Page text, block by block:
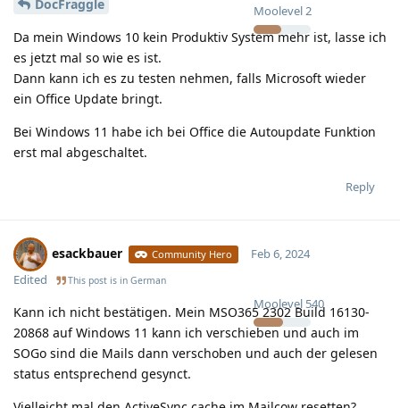
Moolevel2
DocFraggle
Da mein Windows 10 kein Produktiv System mehr ist, lasse ich
es jetzt mal so wie es ist.
Dann kann ich es zu testen nehmen, falls Microsoft wieder
ein Office Update bringt.
Bei Windows 11 habe ich bei Office die Autoupdate Funktion
erst mal abgeschaltet.
Reply
esackbauer Community Hero
Moolevel 540
Feb 6, 2024
Edited
This post is in German
Kann ich nicht bestätigen. Mein MSO365 2302 Build 16130-
20868 auf Windows 11 kann ich verschieben und auch im
SOGo sind die Mails dann verschoben und auch der gelesen
status entsprechend gesynct.